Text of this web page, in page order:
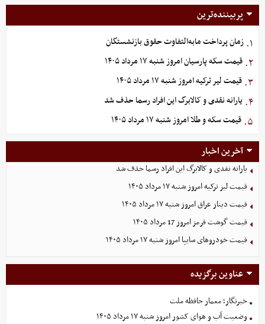
پربیننده‌ترین
۱. زمان پرداخت مابه‌التفاوت حقوق بازنشستگان
۲. قیمت سکه پارسیان امروز شنبه ۱۷ مرداد ۱۴۰۵
۳. قیمت لیر ترکیه امروز شنبه ۱۷ مرداد ۱۴۰۵
۴. یارانه نقدی و کالابرگ این افراد رسما حذف شد
۵. قیمت سکه و طلا امروز شنبه ۱۷ مرداد ۱۴۰۵
آخرین اخبار
یارانه نقدی و کالابرگ این افراد رسما حذف شد
قیمت لیر ترکیه امروز شنبه ۱۷ مرداد ۱۴۰۵
قیمت دینار عراق امروز شنبه ۱۷ مرداد ۱۴۰۵
قیمت گوشت قرمز امروز 17 مرداد ۱۴۰۵
قیمت خودرو‌های سایپا امروز شنبه ۱۷ مرداد ۱۴۰۵
عناوین برگزیده
خبرنگار؛ معمار حافظه ملت
وضعیت آب و هوای کشور امروز شنبه ۱۷ مرداد ۱۴۰۵